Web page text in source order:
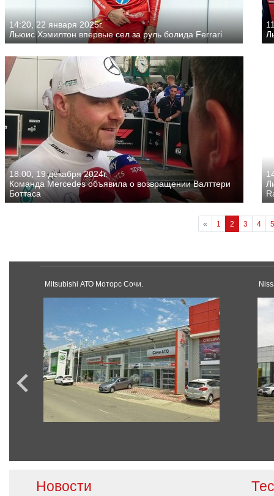
14:20, 22 января 2025г.
Льюис Хэмилтон впервые сел за руль болида Ferrari
18:00, 19 декабря 2024г.
Команда Mercedes объявила о возвращении Валттери
Боттаса
« 1 2 3 4 5
Mitsubishi АТО Моторс Сочи.
Новости